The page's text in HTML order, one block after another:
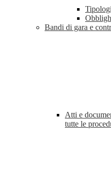
Bandi di gara e
Atti e
tutte le